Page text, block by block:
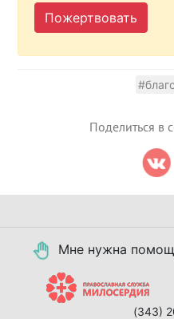
Пожертвовать
Поделиться в
Мне нужна
(343)